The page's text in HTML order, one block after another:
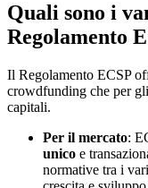
Quali sono i
Regolamento
Il Regolamento ECSP
crowdfunding che per
capitali.
Per il mercato:
unico e
normative tra i